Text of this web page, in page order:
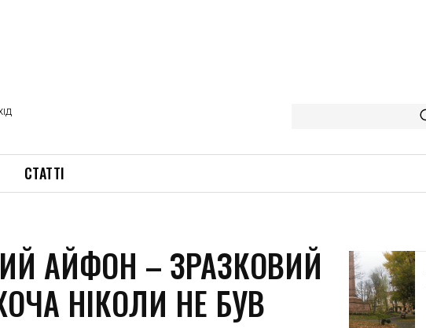
СТАТТІ
АЙФОН – ЗРАЗКОВИЙ
НІКОЛИ НЕ БУВ